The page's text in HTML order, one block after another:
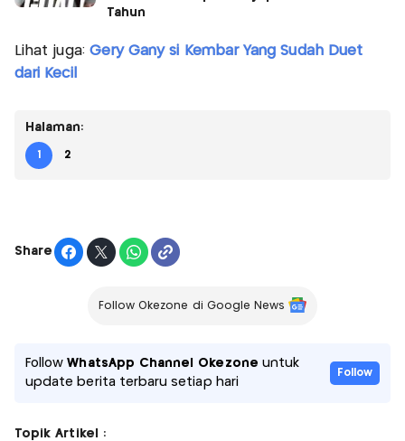
Tahun
Lihat juga: Gery Gany si Kembar Yang Sudah Duet
dari Kecil
Halaman:
1 2
Share
Follow Okezone di Google News
FollowWhatsApp Channel Okezone untuk
update berita terbaru setiap hari
Follow
Topik Artikel :